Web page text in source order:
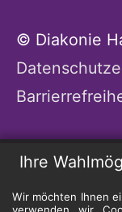
Ihre
Wir möchten Ihnen
verwenden wir
© Diakonie